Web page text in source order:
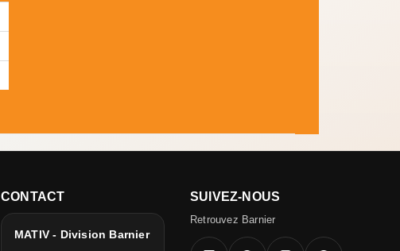
CONTACT
MATIV - Division Barnier
SUIVEZ-NOUS
Retrouvez Barnier